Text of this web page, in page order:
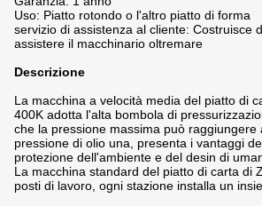
Uso: Piatto rotondo o l'altro piatto di forma
servizio di assistenza al cliente: Costruisce
assistere il macchinario oltremare
Descrizione
La macchina a velocità media del piatto di
400K adotta l'alta bombola di
che la pressione massima può raggiungere
pressione di olio una, presenta i vantaggi
protezione dell'ambiente e del desin di
La macchina standard del piatto di carta di
posti di lavoro, ogni stazione installa un